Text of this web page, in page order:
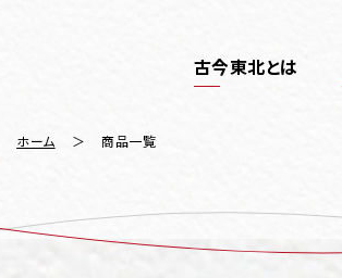
古今東北とは
ホーム 商品一覧